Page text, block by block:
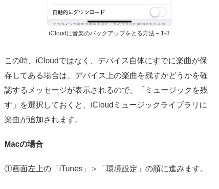
iCloudに音楽のバックアップをとる方法 – 1-3
この時、iCloudではなく、デバイス自体にすでに楽曲が保
存してある場合は、デバイス上の楽曲を残すかどうかを確
認するメッセージが表示されるので、「ミュージックを残
す」を選択しておくと、iCloudミュージックライブラリに
楽曲が追加されます。
Macの場合
①画面左上の「iTunes」＞「環境設定」の順に進みます。